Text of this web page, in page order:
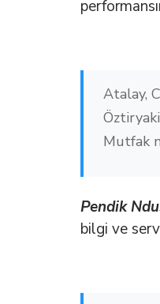
Atalay,
Mutfak
Pendik
bilgi ve